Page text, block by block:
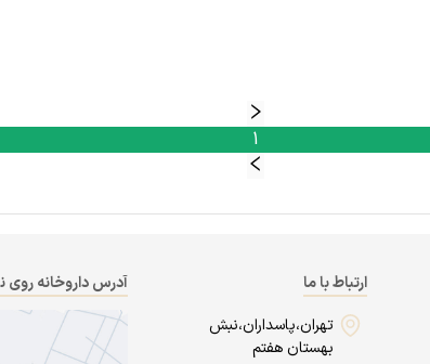
1
ارتباط با ما
تهران،پاسداران،نبش
بهستان هفتم
آدرس داروخانه روی